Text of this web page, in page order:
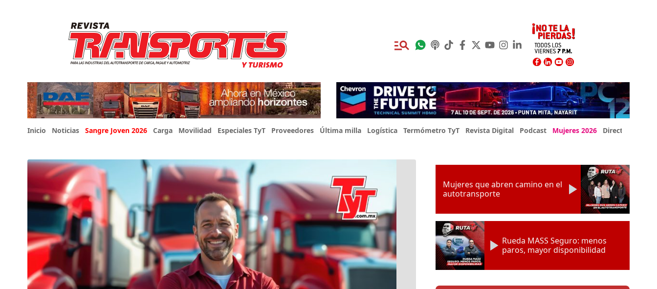
Inicio Noticias Sangre Joven 2026 Carga Movilidad Especiales TyT Proveedores Última milla Logística Termómetro TyT Revista Digital Podcast Mujeres 2026 Directorio Expo
Mujeres que abren camino en el
autotransporte
Rueda MASS Seguro: menos
paros, mayor disponibilidad